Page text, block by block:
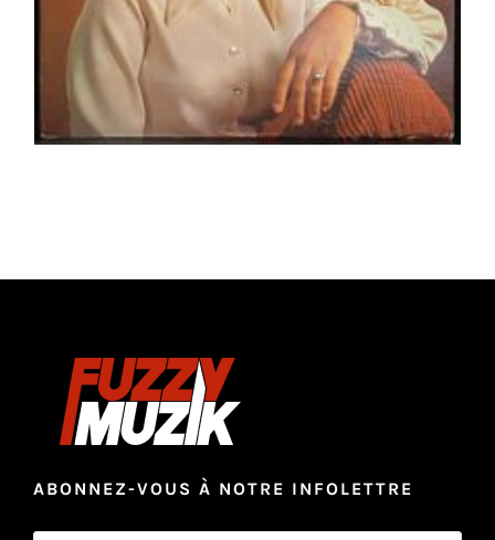
ABONNEZ-VOUS À NOTRE INFOLETTRE